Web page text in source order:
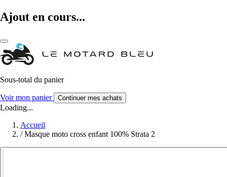
Ajout en cours...
Sous-total du panier
Voir mon panier Continuer mes achats
Loading...
Accueil
/ Masque moto cross enfant 100% Strata 2